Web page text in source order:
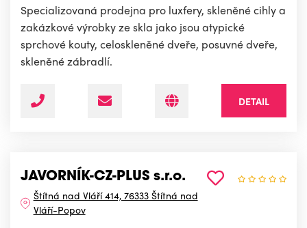
Specializovaná prodejna pro luxfery, skleněné cihly a
zakázkové výrobky ze skla jako jsou atypické
sprchové kouty, celoskleněné dveře, posuvné dveře,
skleněné zábradlí.
DETAIL
JAVORNÍK-CZ-PLUS s.r.o.
Štítná nad Vláří 414, 76333 Štítná nad
Vláří-Popov